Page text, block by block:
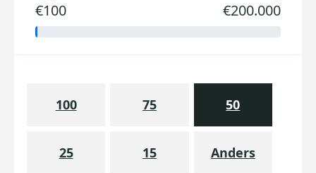
€100 €200.000
100 75 50
25 15 Anders